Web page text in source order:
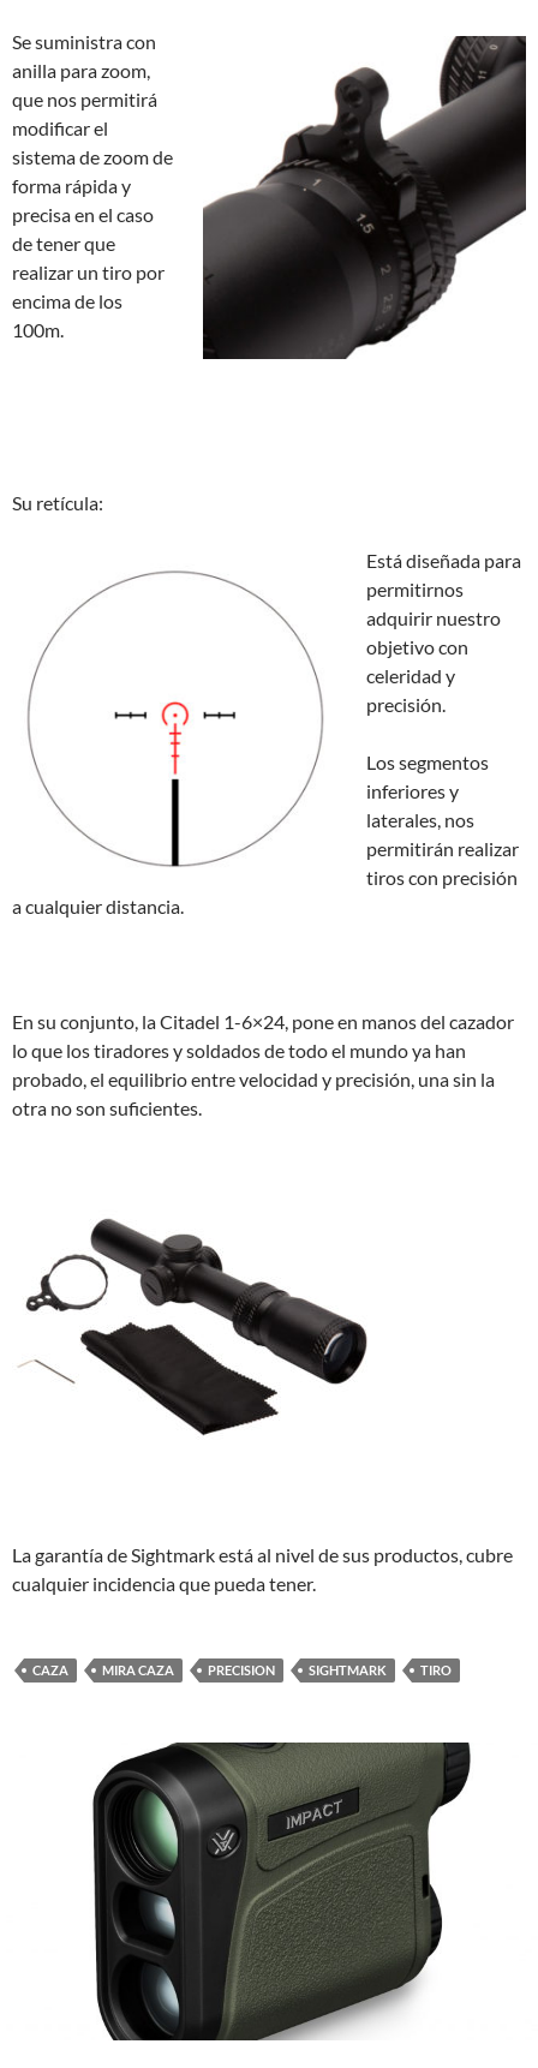
Se suministra con
anilla para zoom,
que nos permitirá
modificar el
sistema de zoom de
forma rápida y
precisa en el caso
de tener que
realizar un tiro por
encima de los
100m.
Su retícula:
Está diseñada para
permitirnos
adquirir nuestro
objetivo con
celeridad y
precisión.
Los segmentos
inferiores y
laterales, nos
permitirán realizar
tiros con precisión
a cualquier distancia.
En su conjunto, la Citadel 1-6×24, pone en manos del cazador
lo que los tiradores y soldados de todo el mundo ya han
probado, el equilibrio entre velocidad y precisión, una sin la
otra no son suficientes.
La garantía de Sightmark está al nivel de sus productos, cubre
cualquier incidencia que pueda tener.
CAZA MIRA CAZA PRECISION SIGHTMARK TIRO